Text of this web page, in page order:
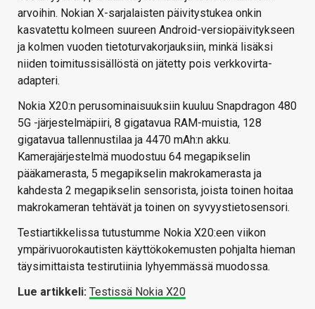
arvoihin. Nokian X-sarjalaisten päivitystukea onkin
kasvatettu kolmeen suureen Android-versiopäivitykseen
ja kolmen vuoden tietoturvakorjauksiin, minkä lisäksi
niiden toimitussisällöstä on jätetty pois verkkovirta-
adapteri.
Nokia X20:n perusominaisuuksiin kuuluu Snapdragon 480
5G -järjestelmäpiiri, 8 gigatavua RAM-muistia, 128
gigatavua tallennustilaa ja 4470 mAh:n akku.
Kamerajärjestelmä muodostuu 64 megapikselin
pääkamerasta, 5 megapikselin makrokamerasta ja
kahdesta 2 megapikselin sensorista, joista toinen hoitaa
makrokameran tehtävät ja toinen on syvyystietosensori.
Testiartikkelissa tutustumme Nokia X20:een viikon
ympärivuorokautisten käyttökokemusten pohjalta hieman
täysimittaista testirutiinia lyhyemmässä muodossa.
Lue artikkeli: Testissä Nokia X20